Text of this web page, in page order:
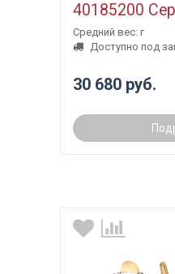
40185200
Средний вес: г
Доступно под
30 680 руб.